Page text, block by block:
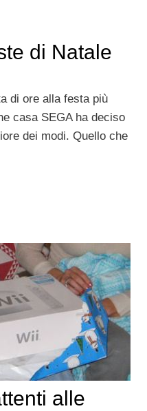
di Natale
di ore alla festa più
casa SEGA ha deciso
dei modi. Quello che
alle